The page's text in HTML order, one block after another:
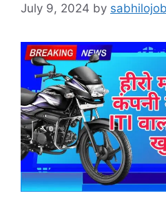
July 9, 2024 by sabhilojob